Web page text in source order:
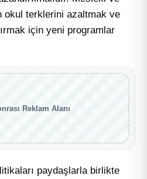
okul terklerini azaltmak ve
için yeni programlar
Reklam Alanı
paydaşlarla birlikte